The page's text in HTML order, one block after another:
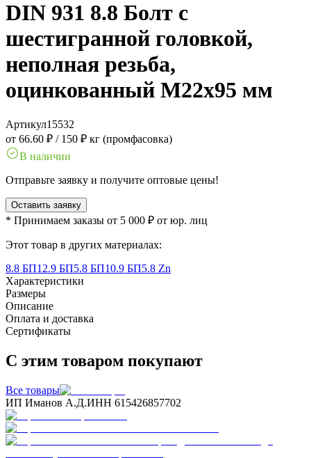
DIN 931 8.8 Болт с
шестигранной головкой,
неполная резьба,
оцинкованный M22x95 мм
Артикул15532
от 66.60 ₽ / 150 ₽ кг (промфасовка)
В наличии
Отправьте заявку и получите оптовые цены!
Оставить заявку
* Принимаем заказы от 5 000 ₽ от юр. лиц
Этот товар в других материалах:
8.8 БП12.9 БП5.8 БП10.9 БП5.8 Zn
Характеристики
Размеры
Описание
Оплата и доставка
Сертификаты
С этим товаром покупают
Все товары
ИП Иманов А.Д.ИНН 615426857702